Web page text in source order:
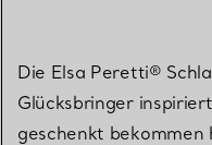
Die Elsa Peretti®
Glücksbringer
geschenkt